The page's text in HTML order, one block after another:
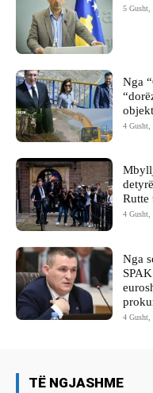
5 Gusht,
Nga
4 Gusht,
Rutte
4 Gusht,
Nga
4 Gusht,
TË NGJASHME